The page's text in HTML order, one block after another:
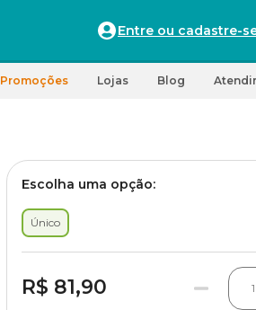
Entre ou cadastre-
Promoções Lojas Blog
Escolha uma opção:
Único
R$ 81,90 1